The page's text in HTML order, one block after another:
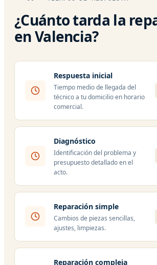
¿Cuánto tarda la
en Valencia?
Respuesta inicial
Tiempo medio de llegada del
técnico a tu domicilio en horario
comercial.
Diagnóstico
Identificación del problema y
presupuesto detallado en el
acto.
Reparación simple
Cambios de piezas sencillas,
ajustes, limpiezas.
Reparación compleja